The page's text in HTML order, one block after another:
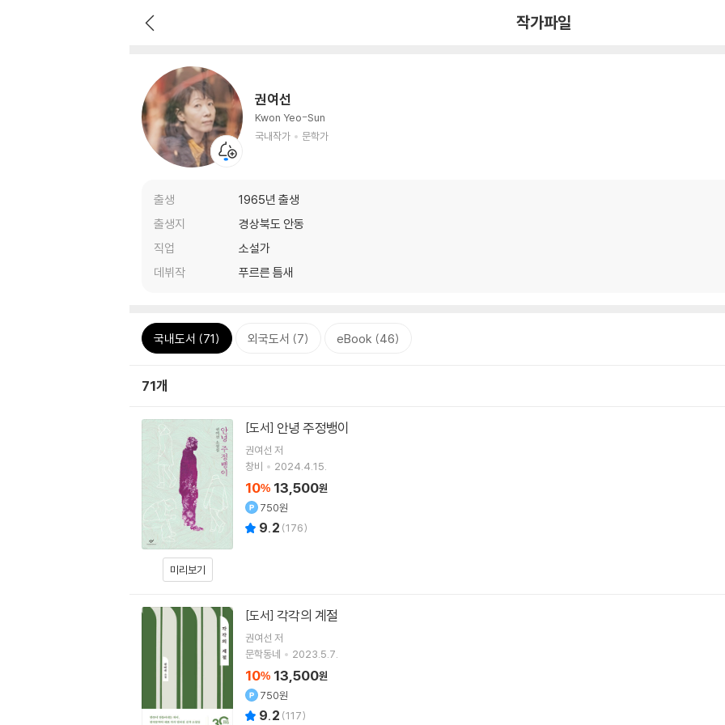
작가파일
권여선
Kwon Yeo-Sun
국내작가
문학가
출생
1965년 출생
출생지
경상북도 안동
직업
소설가
데뷔작
푸르른 틈새
국내도서 (71) 외국도서 (7) eBook (46)
71개
미리보기
[도서] 안녕 주정뱅이
권여선 저
창비
2024.4.15.
10% 13,500원
750원
9.2 (176)
[도서] 각각의 계절
권여선 저
문학동네
2023.5.7.
10% 13,500원
750원
9.2 (117)